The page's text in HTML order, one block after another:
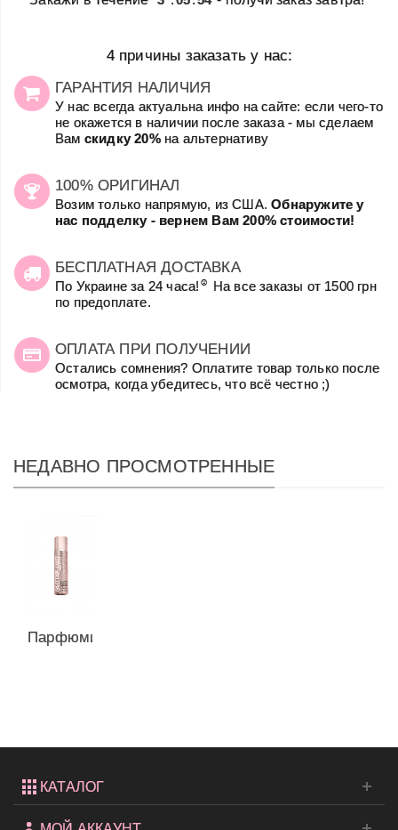
4 причины заказать у нас:
ГАРАНТИЯ НАЛИЧИЯ
У нас всегда актуальна инфо на сайте: если чего-то
не окажется в наличии после заказа - мы сделаем
Вам скидку 20%на альтернативу
100% ОРИГИНАЛ
Возим только напрямую, из США.Обнаружите у
нас подделку - вернем Вам 200% стоимости!
БЕСПЛАТНАЯ ДОСТАВКА
По Украине за 24 часа! ☺
На все заказы от 1500 грн
по предоплате.
ОПЛАТА ПРИ ПОЛУЧЕНИИ
Остались сомнения? Оплатите товар только после
осмотра, когда убедитесь, что всё честно ;)
НЕДАВНО ПРОСМОТРЕННЫЕ
Парфюмированный
КАТАЛОГ